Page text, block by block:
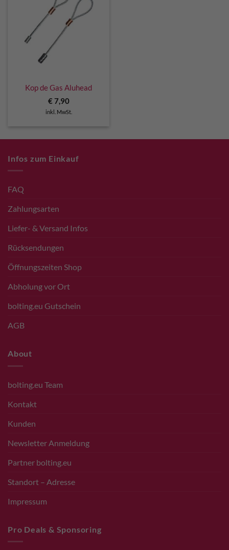
Kop de Gas Aluhead
€7,90
inkl. MwSt.
Infos zum Einkauf
FAQ
Zahlungsarten
Liefer- & Versand Infos
Rücksendungen
Öffnungszeiten Shop
Abholung vor Ort
bolting.eu Gutschein
AGB
About
bolting.eu Team
Kontakt
Kunden
Newsletter Anmeldung
Partner bolting.eu
Standort – Adresse
Impressum
Pro Deals & Sponsoring